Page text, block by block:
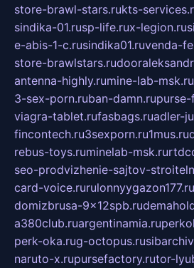
store-brawl-stars.rukts-
sindika-01.rusp-life.rux-legion.ru
e-abis-1-c.rusindika01.ruvenda-
store-brawlstars.ru
antenna-highly.rumine-lab-msk.ru
3-sex-porn.ruban-damn.ru
viagra-tablet.rufasbags.ruadler-
fincontech.ru3sexporn.ru1mus.ru
rebus-toys.ruminelab-msk.ru
seo-prodvizhenie-sajtov-
card-voice.rurulonnyygazon177.ru
domizbrusa-9x12spb.ru
a380club.ruargentinamia.ru
perk-oka.rug-octopus.ru
naruto-x.rupursefactory.rutor-